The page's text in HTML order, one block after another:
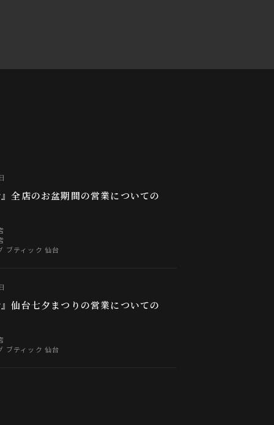
』全店のお盆期間の営業についての
ブティック 仙台
』仙台七夕まつりの営業についての
ブティック 仙台